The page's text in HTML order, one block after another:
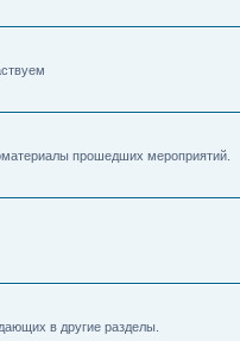
прошедших мероприятий.
в другие разделы.